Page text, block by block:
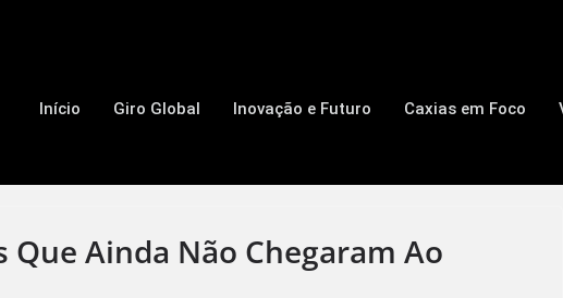
Início Giro Global Inovação e Futuro Caxias em Foco
Que Ainda Não Chegaram Ao